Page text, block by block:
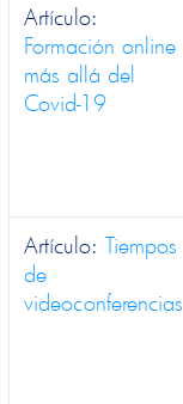
Artículo:
Formación online
más allá del
Covid-19
Artículo: Tiempos
de
videoconferencias